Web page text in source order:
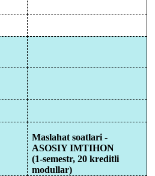
Maslahat soatlari-
ASOSIY IMTIHON
(1-semestr, 20kreditli
modullar)